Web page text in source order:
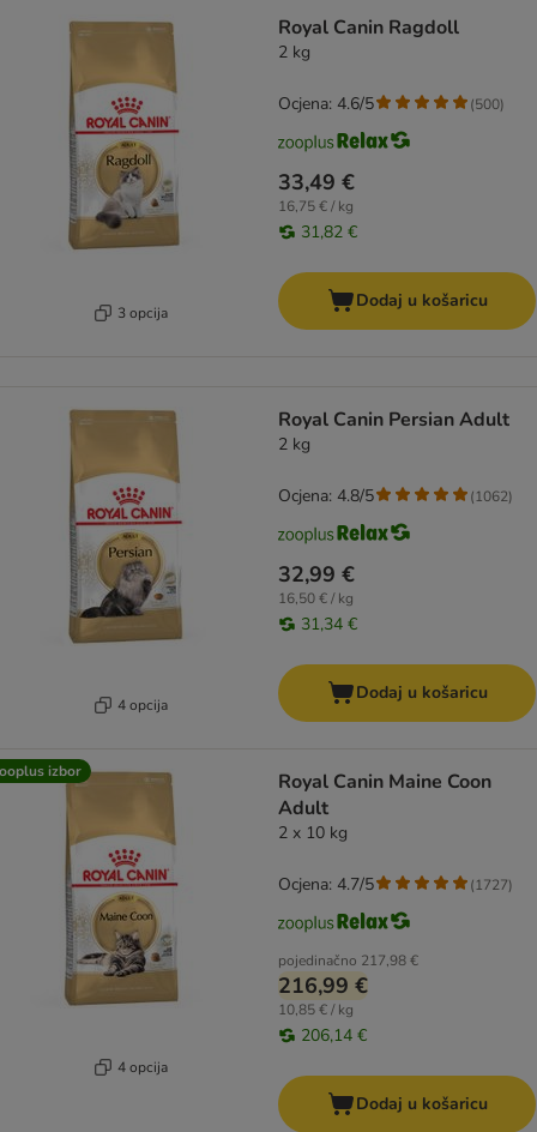
3 opcija
Royal Canin Ragdoll
2 kg
33,49 €
16,75 € / kg
31,82 €
Ocjena: 4.6/5 (500)
Dodaj u košaricu
4 opcija
Royal Canin Persian Adult
2 kg
32,99 €
16,50 € / kg
31,34 €
Ocjena: 4.8/5 (1062)
Dodaj u košaricu
izbor
4 opcija
Royal Canin Maine Coon
Adult
2 x 10 kg
pojedinačno 217,98 €
216,99 €
10,85 € / kg
206,14 €
Ocjena: 4.7/5 (1727)
Dodaj u košaricu